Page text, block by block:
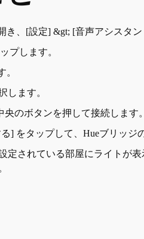
き、[設定] &gt; [音声アシスタン
プします。
。
します。
央のボタンを押して接続します。
] をタップして、Hueブリッジ
定されている部屋にライトが